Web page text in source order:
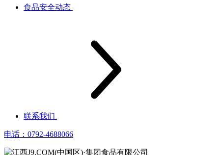
食品安全动态
联系我们
电话：0792-4688066